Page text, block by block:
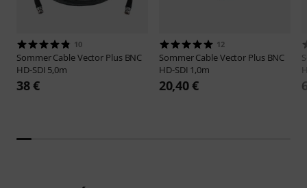
10
Sommer CableVector Plus BNC
HD-SDI 5,0m
38 €
12
Sommer CableVector Plus BNC
HD-SDI 1,0m
20,40 €